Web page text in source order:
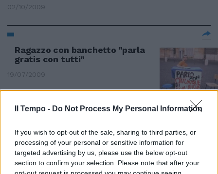
Il Tempo - Do Not Process My Personal Information
If you wish to opt-out of the sale, sharing to third parties, or
processing of your personal or sensitive information for
targeted advertising by us, please use the below opt-out
section to confirm your selection. Please note that after your
02/10/2009
Ragazzo con banchetto "parla
gratis con tutti"
19/07/2009
con Luciano Moggi ma lui non
vuole entrare nel Bologna e io
non voglio che entri».
05/07/2009